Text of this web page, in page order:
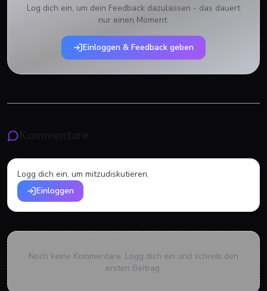
Log dich ein, um dein Feedback dazulassen - das dauert
nur einen Moment.
Einloggen & Feedback geben
Logg dich ein, um mitzudiskutieren.
Einloggen
Noch keine Kommentare. Logg dich ein und schreib den
ersten Beitrag.